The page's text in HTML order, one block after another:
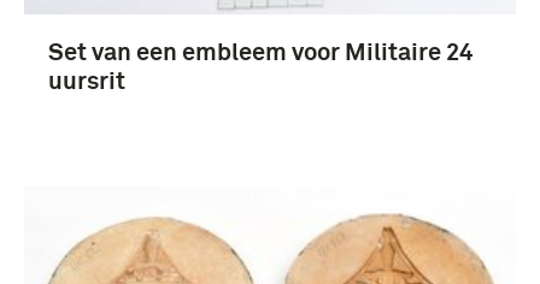
Koninklijke Luchtmacht (70)
Koninklijke Landmacht (43)
Meer
Set van een embleem voor Militaire 24
uursrit